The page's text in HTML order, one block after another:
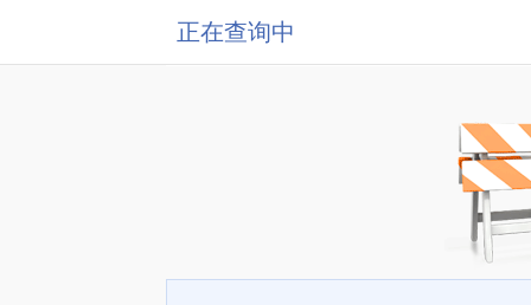
正在查询中